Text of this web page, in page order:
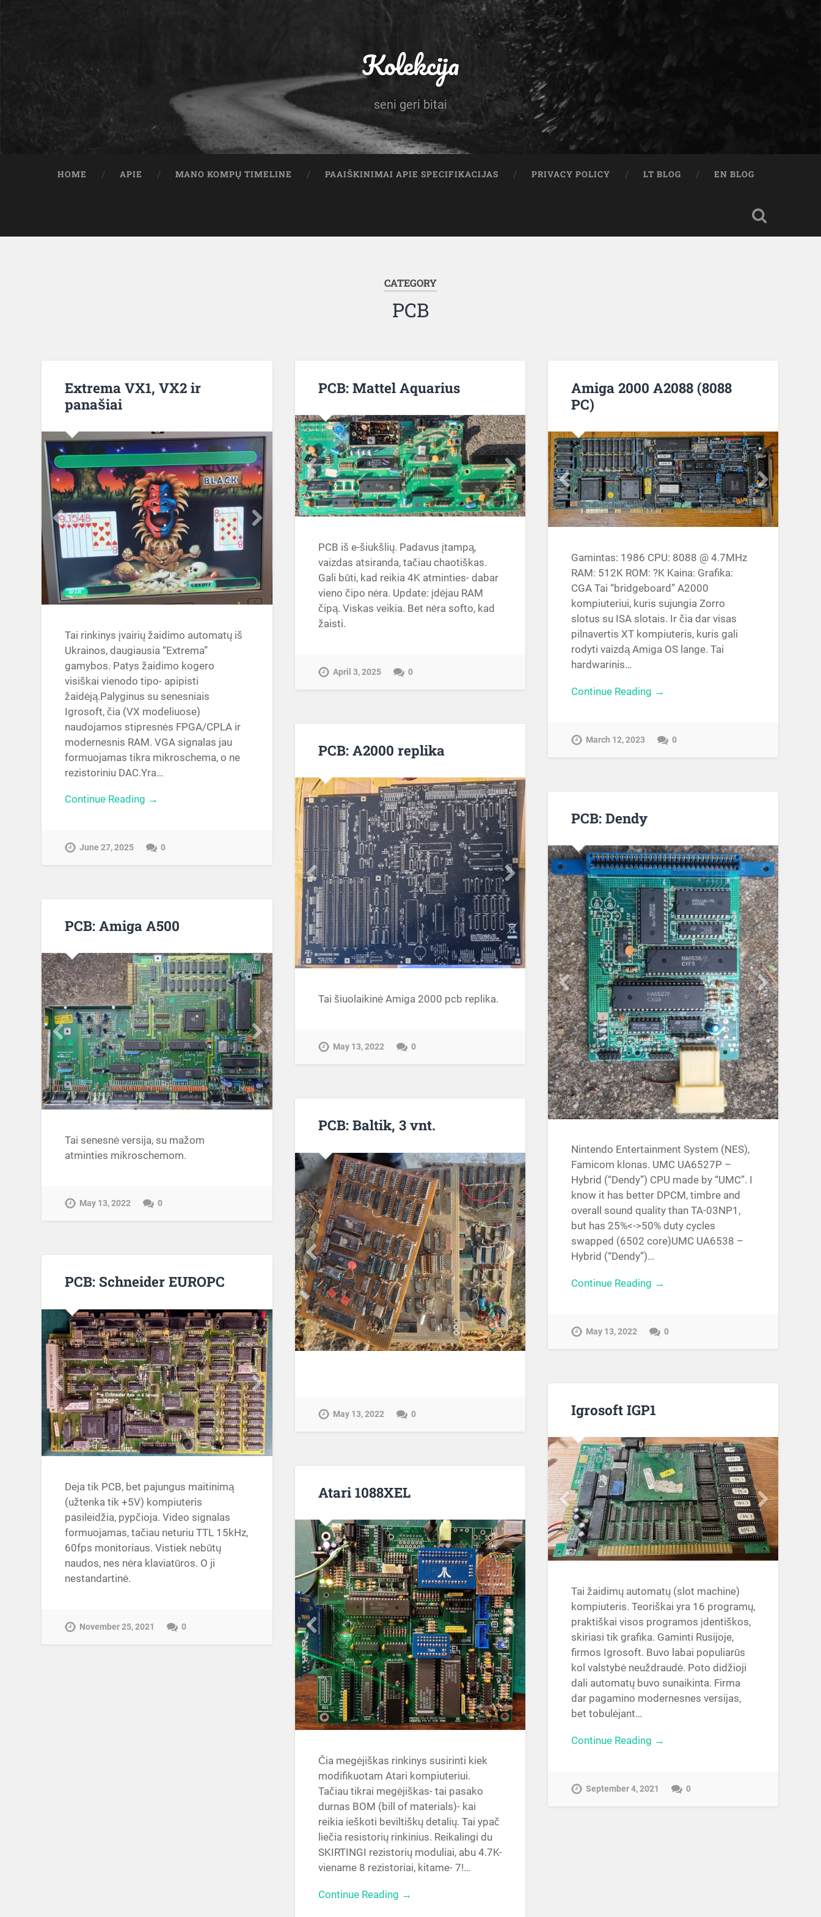
Kolekcija
seni geri bitai
HOME APIE MANO KOMPŲ TIMELINE PAAIŠKINIMAI APIE SPECIFIKACIJAS PRIVACY POLICY LT BLOG EN BLOG
CATEGORY
PCB
Extrema VX1, VX2 ir
panašiai
Tai rinkinys įvairių žaidimo automatų iš
Ukrainos, daugiausia “Extrema”
gamybos. Patys žaidimo kogero
visiškai vienodo tipo- apipisti
žaidėją.Palyginus su senesniais
Igrosoft, čia (VX modeliuose)
naudojamos stipresnės FPGA/CPLA ir
modernesnis RAM. VGA signalas jau
formuojamas tikra mikroschema, o ne
rezistoriniu DAC.Yra…
Continue Reading →
June 27, 2025 0
PCB: Mattel Aquarius
PCB iš e-šiukšlių. Padavus įtampą,
vaizdas atsiranda, tačiau chaotiškas.
Gali būti, kad reikia 4K atminties- dabar
vieno čipo nėra. Update: įdėjau RAM
čipą. Viskas veikia. Bet nėra softo, kad
žaisti.
April 3, 2025 0
Amiga 2000 A2088 (8088
PC)
Gamintas: 1986 CPU: 8088 @ 4.7MHz
RAM: 512K ROM: ?K Kaina: Grafika:
CGA Tai “bridgeboard” A2000
kompiuteriui, kuris sujungia Zorro
slotus su ISA slotais. Ir čia dar visas
pilnavertis XT kompiuteris, kuris gali
rodyti vaizdą Amiga OS lange. Tai
hardwarinis…
Continue Reading →
March 12, 2023 0
PCB: A2000 replika
Tai šiuolaikinė Amiga 2000 pcb replika.
May 13, 2022 0
PCB: Dendy
Nintendo Entertainment System (NES),
Famicom klonas. UMC UA6527P –
Hybrid (“Dendy”) CPU made by “UMC”. I
know it has better DPCM, timbre and
overall sound quality than TA-03NP1,
but has 25%<->50% duty cycles
swapped (6502 core)UMC UA6538 –
Hybrid (“Dendy”)…
Continue Reading →
May 13, 2022 0
PCB: Amiga A500
Tai senesnė versija, su mažom
atminties mikroschemom.
May 13, 2022 0
PCB: Baltik, 3 vnt.
May 13, 2022 0
PCB: Schneider EUROPC
Deja tik PCB, bet pajungus maitinimą
(užtenka tik +5V) kompiuteris
pasileidžia, pypčioja. Video signalas
formuojamas, tačiau neturiu TTL 15kHz,
60fps monitoriaus. Vistiek nebūtų
naudos, nes nėra klaviatūros. O ji
nestandartinė.
November 25, 2021 0
Igrosoft IGP1
Tai žaidimų automatų (slot machine)
kompiuteris. Teoriškai yra 16 programų,
praktiškai visos programos įdentiškos,
skiriasi tik grafika. Gaminti Rusijoje,
firmos Igrosoft. Buvo labai populiarūs
kol valstybė neuždraudė. Poto didžioji
dali automatų buvo sunaikinta. Firma
dar pagamino modernesnes versijas,
bet tobulėjant…
Continue Reading →
September 4, 2021 0
Atari 1088XEL
Čia megėjiškas rinkinys susirinti kiek
modifikuotam Atari kompiuteriui.
Tačiau tikrai megėjiškas- tai pasako
durnas BOM (bill of materials)- kai
reikia ieškoti beviltiškų detalių. Tai ypač
liečia resistorių rinkinius. Reikalingi du
SKIRTINGI rezistorių moduliai, abu 4.7K-
viename 8 rezistoriai, kitame- 7!…
Continue Reading →